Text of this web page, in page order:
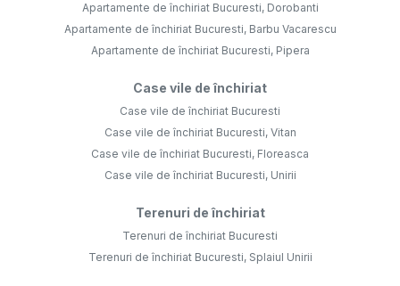
Apartamente de închiriat Bucuresti, Dorobanti
Apartamente de închiriat Bucuresti, Barbu Vacarescu
Apartamente de închiriat Bucuresti, Pipera
Case vile de închiriat
Case vile de închiriat Bucuresti
Case vile de închiriat Bucuresti, Vitan
Case vile de închiriat Bucuresti, Floreasca
Case vile de închiriat Bucuresti, Unirii
Terenuri de închiriat
Terenuri de închiriat Bucuresti
Terenuri de închiriat Bucuresti, Splaiul Unirii